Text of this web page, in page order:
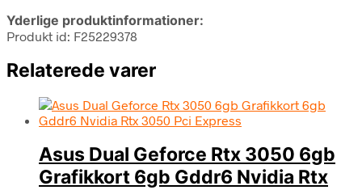
Yderlige produktinformationer:
Produkt id: F25229378
Relaterede varer
Asus Dual Geforce Rtx 3050 6gb
Grafikkort 6gb Gddr6 Nvidia Rtx